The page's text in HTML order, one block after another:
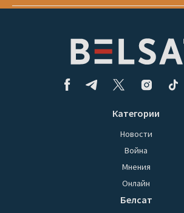
Категории
Новости
Война
Мнения
Онлайн
Белсат